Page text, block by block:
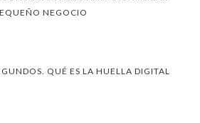
NEGOCIO
QUÉ ES LA HUELLA DIGITAL